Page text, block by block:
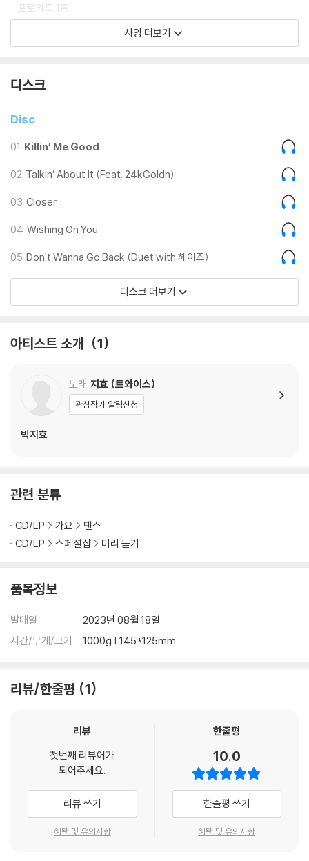
운 톤앤무드를 더해 지효가 가진 입체적 매력을 효과적으로 표현했다.
지효는 트와이스로서 보여준 모습에서 더 나아가 '솔로 아티스트'의 역량
유), 'Don't Wanna Go Back (Duet with 헤이즈)'(돈 워너 고 백), 'Ro
에 참여해 차곡차곡 쌓아온 음악성을 드러낸다. 특히 미국 빌보드 메인 차
트 '핫 100' 1위를 달성한 미국 래퍼 24케이골든(24kGoldn)과 남다른
감성의 뮤지션 헤이즈와 의기투합한 곡에서는 신선한 음악 시너지를 발산
해 색다른 면모를 선보인다. 마지막 트랙에 자리한 'Nightmare'는 트와이
개돼 전 세계 팬들의 뜨거운 환호를 모았고, 이 곡의 정식 발매를 기다린 원
스에게 선물과도 같은 반가운 음악이 될 전망이다.
해 하나(ONE)의 음악 세계와 깊은 내면을 난연히 노래한다. 트와이스 나
연에 이어 팀 내 두 번째 솔로 주자로 나서며 그룹으로서, 솔로로서도 모두
ndgren
Arranged by Lindgren, J.Y. Park "The Asiansoul", 이해솔
Original publisher JYP Publishing (KOMCA), Black River Stream
s (BMI). All rights administered by Reservoir Media Manageme
orp. / Bee & Rose Music (ASCAP)
ersal Music Publishing, Sony Music Publishing
Sessions Background vocals by Melanie Fontana
Recorded by 이상엽, 임찬미, earattack at JYPE Studios
Mixed in Dolby Atmos by 신봉원 (Asst.박남준) at GLAB Studios
Lyrics by Melanie Fontana, 24kGoldn
Composed by 지효, 24kGoldn, earattack, Melanie Fontana, Lin
- 포토카드 1종
- 미니 엽서 1종
사양 더보기
디스크
Disc
01 Killin’ Me Good
02 Talkin’ About It (Feat. 24kGoldn)
03 Closer
04 Wishing On You
05 Don't Wanna Go Back (Duet with 헤이즈)
디스크 더보기
아티스트 소개 1
노래 지효 (트와이스)
관심작가 알림신청
박지효
관련 분류
CD/LP 가요
댄스
CD/LP
스페셜샵 미리 듣기
품목정보
발매일
2023년 08월 18일
시간/무게/크기
1000g | 145*125mm
리뷰/한줄평 1
리뷰
첫번째 리뷰어가
되어주세요.
리뷰 쓰기
혜택 및 유의사항
한줄평
10.0
한줄평 쓰기
혜택 및 유의사항